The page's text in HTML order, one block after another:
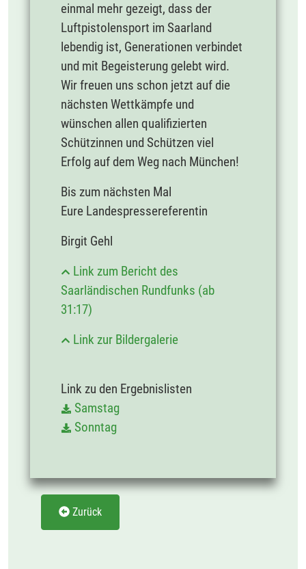
einmal mehr gezeigt, dass der
Luftpistolensport im Saarland
lebendig ist, Generationen verbindet
und mit Begeisterung gelebt wird.
Wir freuen uns schon jetzt auf die
nächsten Wettkämpfe und
wünschen allen qualifizierten
Schützinnen und Schützen viel
Erfolg auf dem Weg nach München!
Bis zum nächsten Mal
Eure Landespressereferentin
Birgit Gehl
Link zum Bericht des
Saarländischen Rundfunks (ab
31:17)
Link zur Bildergalerie
Link zu den Ergebnislisten
Samstag
Sonntag
Zurück